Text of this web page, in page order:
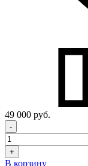
49 000 руб.
-
+
В корзину